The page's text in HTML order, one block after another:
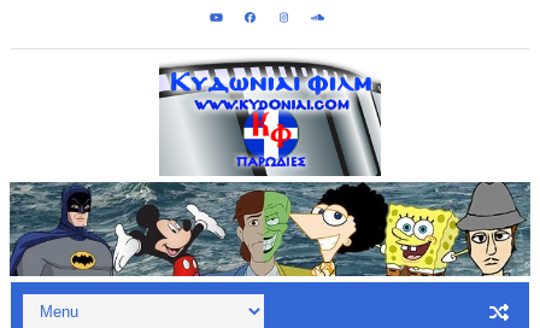
Κυδωνίαι Φιλμ - Παρωδίες: